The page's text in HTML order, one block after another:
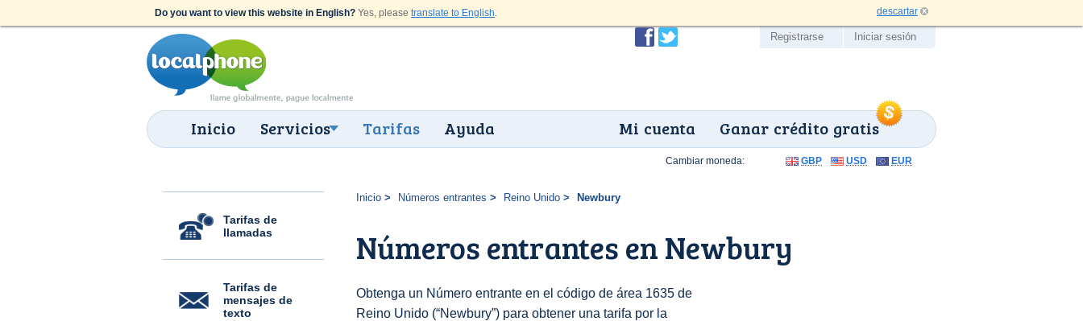
Do you want to view this website in English? Yes, please translate to English. descartar
Inicio Servicios Tarifas Ayuda Ganar crédito gratis
Mi cuenta
Registrarse Iniciar sesión
Tarifas de
llamadas
Tarifas de
mensajes de
texto
Inicio Números entrantes Reino Unido Newbury
Números entrantes en Newbury
Obtenga un Número entrante en el código de área 1635 de
Reino Unido (“Newbury”) para obtener una tarifa por la
Cambiar moneda: GBP USD EUR